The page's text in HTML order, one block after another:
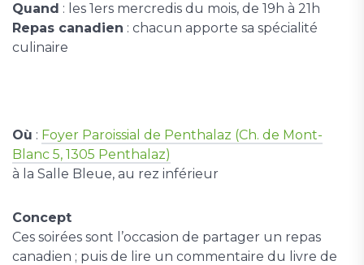
Quand : les 1ers mercredis du mois, de 19h à 21h
Repas canadien : chacun apporte sa spécialité
culinaire
Où : Foyer Paroissial de Penthalaz (Ch. de Mont-
Blanc 5, 1305 Penthalaz)
à la Salle Bleue, au rez inférieur
Concept
Ces soirées sont l’occasion de partager un repas
canadien ; puis de lire un commentaire du livre de